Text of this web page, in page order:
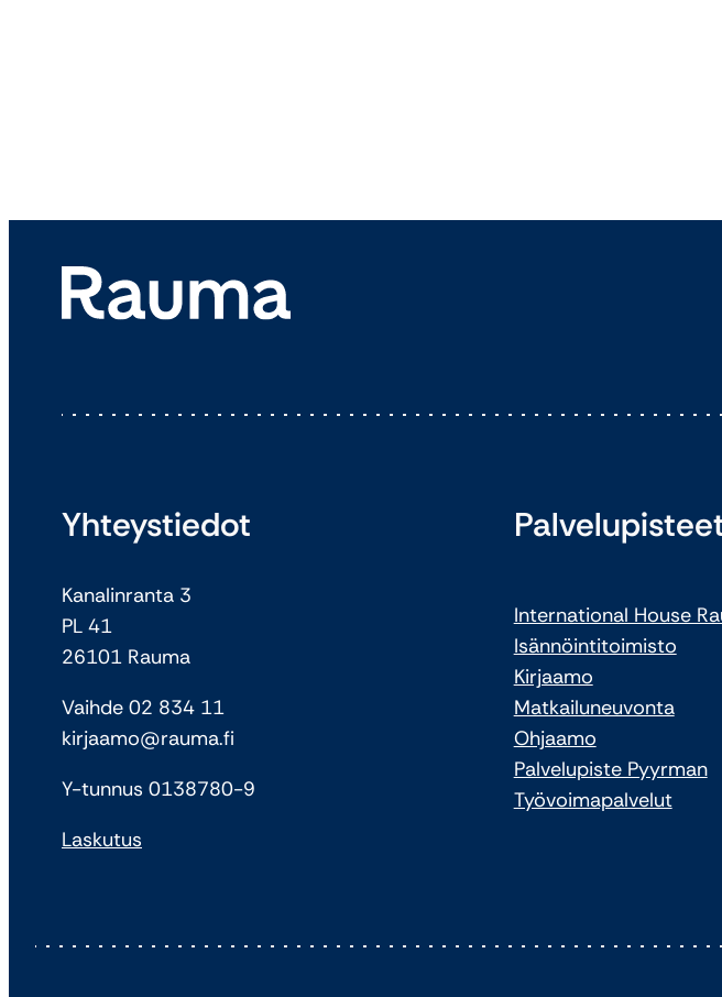
Yhteystiedot
Kanalinranta 3
PL 41
26101 Rauma
Vaihde 02 834 11
kirjaamo@rauma.fi
Y-tunnus 0138780-9
Laskutus
International House
Isännöintitoimisto
Kirjaamo
Matkailuneuvonta
Ohjaamo
Palvelupiste Pyyrman
Työvoimapalvelut